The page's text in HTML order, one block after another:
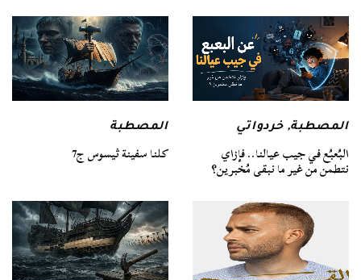
المصطبة,خردواتي
البُعبُع في جيب عيالنا.. فإزاي
نتطمن من غير ما نبقى مُخبرين؟
المصطبة
كلنا سفينة ثيسوس ج7